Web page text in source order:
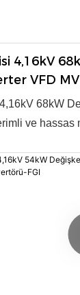
4,16kV
VFD
68kW
ve hassas